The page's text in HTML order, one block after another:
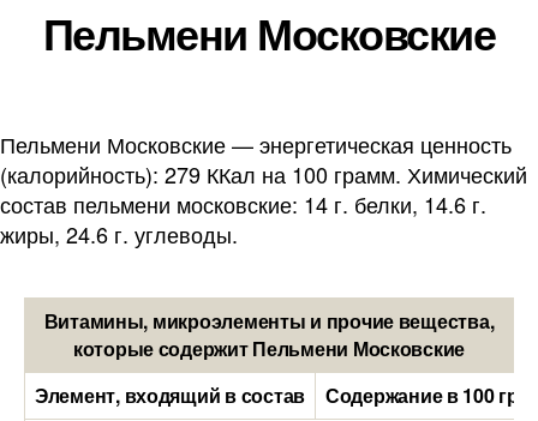
Пельмени Московские
Пельмени Московские — энергетическая ценность
(калорийность): 279 ККал на 100 грамм. Химический
состав пельмени московские: 14 г. белки, 14.6 г.
жиры, 24.6 г. углеводы.
Витамины, микроэлементы и прочие вещества,
которые содержит Пельмени Московские
Элемент, входящий в состав
Содержание в 100